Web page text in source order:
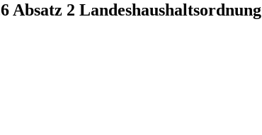
Absatz 2 Landeshaushaltsordnung